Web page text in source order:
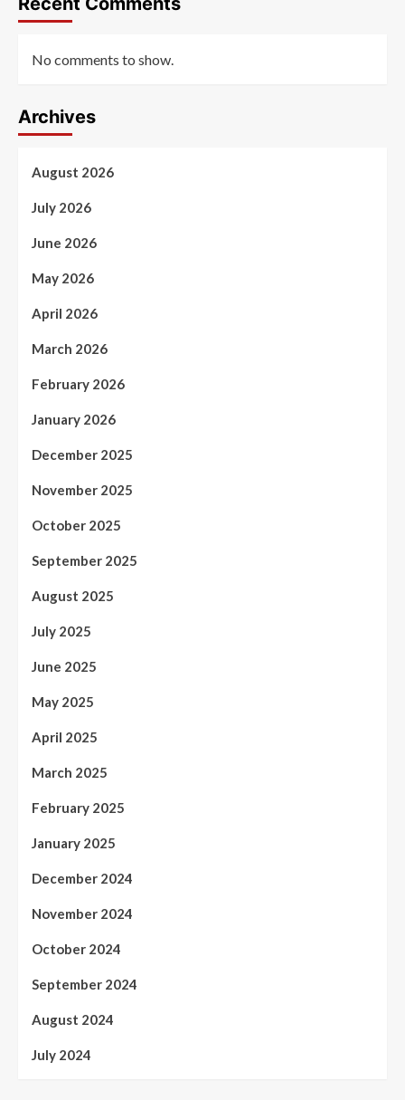
No comments to show.
Archives
August 2026
July 2026
June 2026
May 2026
April 2026
March 2026
February 2026
January 2026
December 2025
November 2025
October 2025
September 2025
August 2025
July 2025
June 2025
May 2025
April 2025
March 2025
February 2025
January 2025
December 2024
November 2024
October 2024
September 2024
August 2024
July 2024